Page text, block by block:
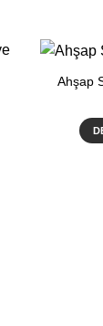
Ahşap